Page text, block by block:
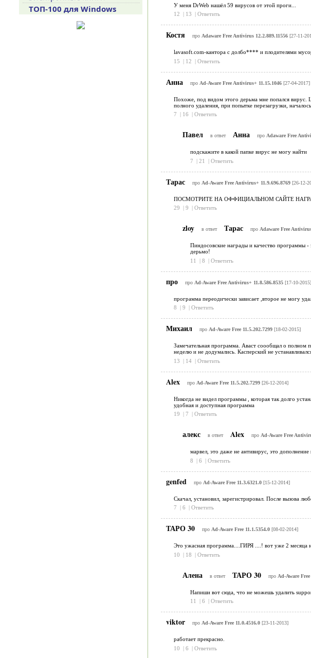
У меня DrWeb нашёл 59 вирусов от этой проги...
12
| 13 | Ответить
Костя про Adaware Free Antivirus 12.2.889.11556[27-11-
lavasoft.com-кантора с долбо**** и плодителями
15
| 12 | Ответить
Анна про Ad-Aware Free Antivirus+ 11.15.1046[27-04-2017]
Похоже, под видом этого дерьма мне попался вирус.
полного удаления, при попытке перезагрузки,
7
| 16 | Ответить
Павел в ответ Анна про Adaware Free
подскажите в какой папке вирус не могу найти
7
| 21 | Ответить
Тарас про Ad-Aware Free Antivirus+ 11.9.696.8769[26-12-
ПОСМОТРИТЕ НА ОФФИЦИАЛЬНОМ САЙТЕ
29
| 9 | Ответить
zloy в ответ Тарас про Adaware Free
Пиндосовские награды и качество программы
дерьмо!
11
| 8 | Ответить
про про Ad-Aware Free Antivirus+ 11.8.586.8535[17-10-2015]
программа переодически зависает ,второе не могу
8
| 9 | Ответить
Михаил про Ad-Aware Free 11.5.202.7299[18-02-2015]
Замечательная программа. Аваст соообщал о полном
неделю и не додумались. Касперский не
13
| 14 | Ответить
Alex про Ad-Aware Free 11.5.202.7299[26-12-2014]
Никогда не видел программы , которая так долго
удобная и доступная программа
19
| 7 | Ответить
алекс в ответ Alex про Ad-Aware Free
марвел, это даже не антивирус, это дополнение
8
| 6 | Ответить
genfed про Ad-Aware Free 11.3.6321.0[15-12-2014]
Скачал, установил, зарегистрировал. После вызова
7
| 6 | Ответить
ТАРО 30 про Ad-Aware Free 11.1.5354.0[08-02-2014]
Это ужасная программа....ГИРЯ ....! вот уже 2 месяца
10
| 18 | Ответить
Алена в ответ ТАРО 30 про Ad-Aware
Напиши вот сюда, что не можешь удалить
11
| 6 | Ответить
viktor про Ad-Aware Free 11.0.4516.0[23-11-2013]
работает прекрасно.
10
| 6 | Ответить
ТОП-100 для Windows